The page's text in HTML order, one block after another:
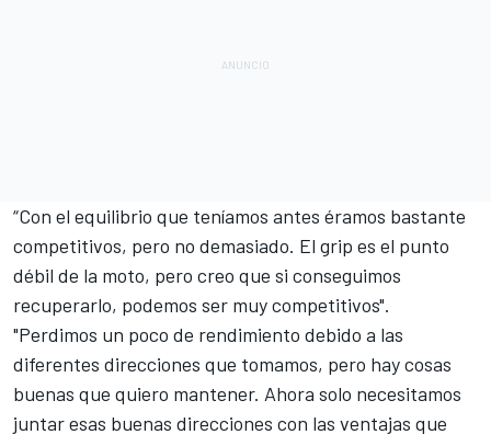
“Con el equilibrio que teníamos antes éramos bastante
competitivos, pero no demasiado. El grip es el punto
débil de la moto, pero creo que si conseguimos
recuperarlo, podemos ser muy competitivos".
"Perdimos un poco de rendimiento debido a las
diferentes direcciones que tomamos, pero hay cosas
buenas que quiero mantener. Ahora solo necesitamos
juntar esas buenas direcciones con las ventajas que